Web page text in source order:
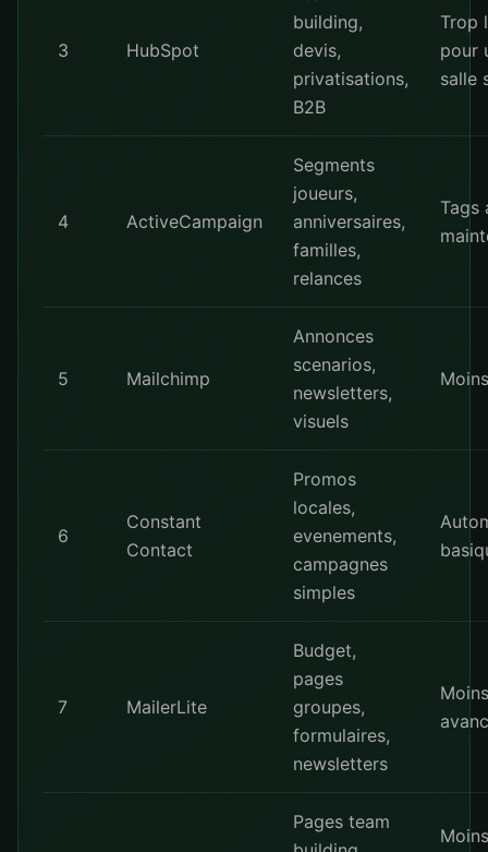
3 HubSpot
building,
devis,
privatisations,
B2B
Trop
pour
salle
4 ActiveCampaign
Segments
joueurs,
anniversaires,
familles,
relances
Tags
5 Mailchimp
Annonces
scenarios,
newsletters,
visuels
6
Constant
Contact
Promos
locales,
evenements,
campagnes
simples
7 MailerLite
Budget,
pages
groupes,
formulaires,
newsletters
Pages team
Moins